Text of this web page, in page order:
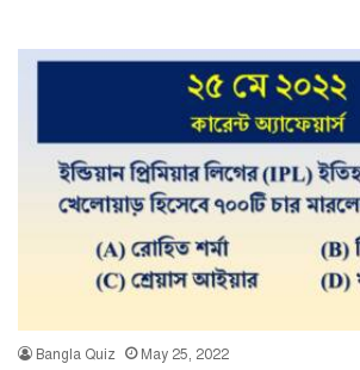
Bangla Quiz May 25, 2022